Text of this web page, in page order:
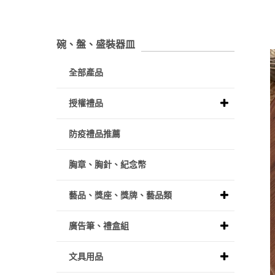
碗、盤、盛裝器皿
全部產品
授權禮品
防疫禮品推薦
胸章、胸針、紀念幣
藝品、獎座、獎牌、藝品類
廣告筆、禮盒組
文具用品